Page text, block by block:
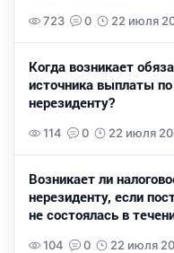
723 0 22 июля
Когда возникает
источника выплаты
нерезиденту?
114 0 22 июля
Возникает ли
нерезиденту, если
не состоялась в
104 0 22 июля